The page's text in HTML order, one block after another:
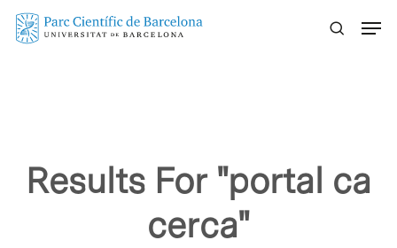
Skip
Results For "portal ca
cerca"